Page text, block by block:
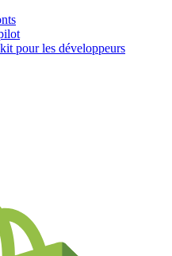
pour les développeurs